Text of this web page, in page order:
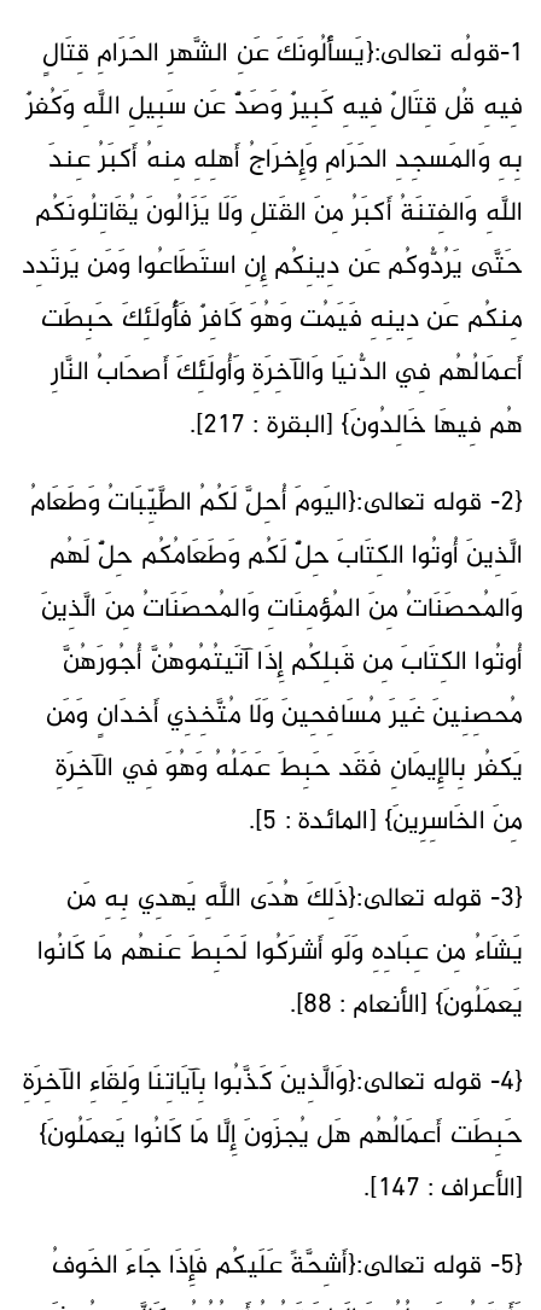
1-قولُه تعالى:{يَسأَلُونَكَ عَنِ الشَّهرِ الحَرَامِ قِتَالٍ
فِيهِ قُل قِتَالٌ فِيهِ كَبِيرٌ وَصَدٌّ عَن سَبِيلِ اللَّهِ وَكُفرٌ
بِهِ وَالمَسجِدِ الحَرَامِ وَإِخرَاجُ أَهلِهِ مِنهُ أَكبَرُ عِندَ
اللَّهِ وَالفِتنَةُ أَكبَرُ مِنَ القَتلِ وَلَا يَزَالُونَ يُقَاتِلُونَكُم
حَتَّى يَرُدُّوكُم عَن دِينِكُم إِنِ استَطَاعُوا وَمَن يَرتَدِد
مِنكُم عَن دِينِهِ فَيَمُت وَهُوَ كَافِرٌ فَأُولَئِكَ حَبِطَت
أَعمَالُهُم فِي الدُّنيَا وَالآخِرَةِ وَأُولَئِكَ أَصحَابُ النَّارِ
هُم فِيهَا خَالِدُونَ} [البقرة : 217].
{2- قوله تعالى:{اليَومَ أُحِلَّ لَكُمُ الطَّيِّبَاتُ وَطَعَامُ
الَّذِينَ أُوتُوا الكِتَابَ حِلٌّ لَكُم وَطَعَامُكُم حِلٌّ لَهُم
وَالمُحصَنَاتُ مِنَ المُؤمِنَاتِ وَالمُحصَنَاتُ مِنَ الَّذِينَ
أُوتُوا الكِتَابَ مِن قَبلِكُم إِذَا آتَيتُمُوهُنَّ أُجُورَهُنَّ
مُحصِنِينَ غَيرَ مُسَافِحِينَ وَلَا مُتَّخِذِي أَخدَانٍ وَمَن
يَكفُر بِالإِيمَانِ فَقَد حَبِطَ عَمَلُهُ وَهُوَ فِي الآخِرَةِ
مِنَ الخَاسِرِينَ} [المائدة : 5].
{3- قوله تعالى:{ذَلِكَ هُدَى اللَّهِ يَهدِي بِهِ مَن
يَشَاءُ مِن عِبَادِهِ وَلَو أَشرَكُوا لَحَبِطَ عَنهُم مَا كَانُوا
يَعمَلُونَ} [الأنعام : 88].
{4- قوله تعالى:{وَالَّذِينَ كَذَّبُوا بِآيَاتِنَا وَلِقَاءِ الآخِرَةِ
حَبِطَت أَعمَالُهُم هَل يُجزَونَ إِلَّا مَا كَانُوا يَعمَلُونَ}
[الأعراف : 147].
{5- قوله تعالى:{أَشِحَّةً عَلَيكُم فَإِذَا جَاءَ الخَوفُ